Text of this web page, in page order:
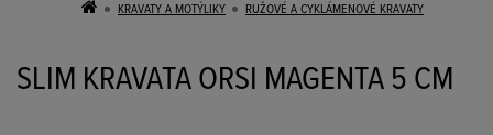
KRAVATY A MOTÝLIKY RUŽOVÉ A CYKLÁMENOVÉ KRAVATY
SLIM KRAVATA ORSI MAGENTA 5 CM